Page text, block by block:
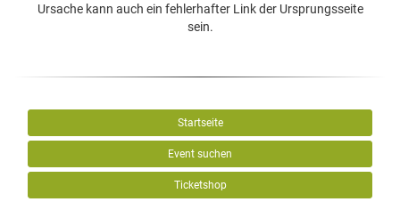
Ursache kann auch ein fehlerhafter Link der Ursprungsseite
sein.
Startseite
Event suchen
Ticketshop